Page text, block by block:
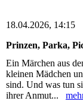
18.04.2026, 14:15
Prinzen, Parka,
Ein Märchen aus
kleinen Mädchen
sind. Und was tun
ihrer Anmut...